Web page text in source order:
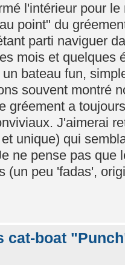
l'intérieur pour
point" du
parti naviguer
mois et quelques
bateau fun,
souvent montré
gréement a
J'aimerai
unique) qui
ne pense pas que
(un peu 'fadas',
cat-boat